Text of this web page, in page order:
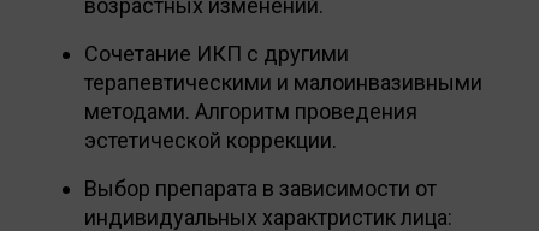
возрастных изменений.
Сочетание ИКП с другими
терапевтическими и малоинвазивными
методами. Алгоритм проведения
эстетической коррекции.
Выбор препарата в зависимости от
индивидуальных характристик лица: